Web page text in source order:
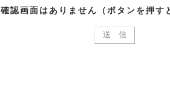
確認画面はありません（ボタンを押す